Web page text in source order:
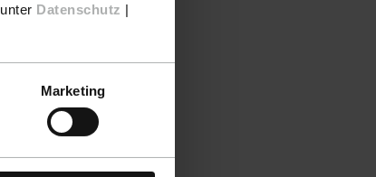
Datenschutz |
Marketing